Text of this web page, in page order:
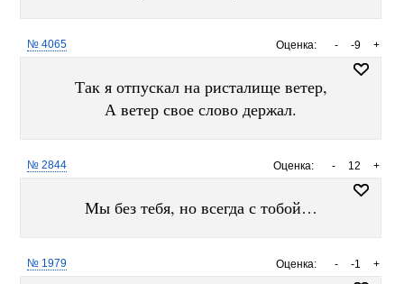
Оценка: +
-9
-
№ 4065
Так я отпускал на ристалище ветер,
А ветер свое слово держал.
Оценка: +
12
-
№ 2844
Мы без тебя, но всегда с тобой…
Оценка: +
-1
-
№ 1979